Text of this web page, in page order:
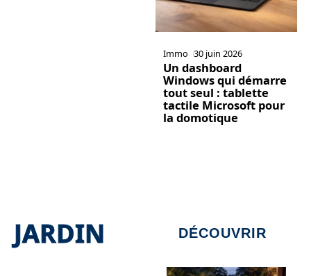
Immo 30 juin 2026
Un dashboard
Windows qui démarre
tout seul : tablette
tactile Microsoft pour
la domotique
JARDIN DÉCOUVRIR